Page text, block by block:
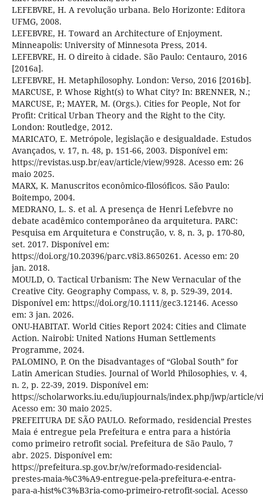
LEFEBVRE, H. A revolução urbana. Belo Horizonte: Editora
UFMG, 2008.
LEFEBVRE, H. Toward an Architecture of Enjoyment.
Minneapolis: University of Minnesota Press, 2014.
LEFEBVRE, H. O direito à cidade. São Paulo: Centauro, 2016
[2016a].
LEFEBVRE, H. Metaphilosophy. London: Verso, 2016 [2016b].
MARCUSE, P. Whose Right(s) to What City? In: BRENNER, N.;
MARCUSE, P.; MAYER, M. (Orgs.). Cities for People, Not for
Profit: Critical Urban Theory and the Right to the City.
London: Routledge, 2012.
MARICATO, E. Metrópole, legislação e desigualdade. Estudos
Avançados, v. 17, n. 48, p. 151-66, 2003. Disponível em:
https://revistas.usp.br/eav/article/view/9928. Acesso em: 26
maio 2025.
MARX, K. Manuscritos econômico-filosóficos. São Paulo:
Boitempo, 2004.
MEDRANO, L. S. et al. A presença de Henri Lefebvre no
debate acadêmico contemporâneo da arquitetura. PARC:
Pesquisa em Arquitetura e Construção, v. 8, n. 3, p. 170-80,
set. 2017. Disponível em:
https://doi.org/10.20396/parc.v8i3.8650261. Acesso em: 20
jan. 2018.
MOULD, O. Tactical Urbanism: The New Vernacular of the
Creative City. Geography Compass, v. 8, p. 529-39, 2014.
Disponível em: https://doi.org/10.1111/gec3.12146. Acesso
em: 3 jan. 2026.
ONU-HABITAT. World Cities Report 2024: Cities and Climate
Action. Nairobi: United Nations Human Settlements
Programme, 2024.
PALOMINO, P. On the Disadvantages of “Global South” for
Latin American Studies. Journal of World Philosophies, v. 4,
n. 2, p. 22-39, 2019. Disponível em:
https://scholarworks.iu.edu/iupjournals/index.php/jwp/article/
Acesso em: 30 maio 2025.
PREFEITURA DE SÃO PAULO. Reformado, residencial Prestes
Maia é entregue pela Prefeitura e entra para a história
como primeiro retrofit social. Prefeitura de São Paulo, 7
abr. 2025. Disponível em:
https://prefeitura.sp.gov.br/w/reformado-residencial-
prestes-maia-%C3%A9-entregue-pela-prefeitura-e-entra-
para-a-hist%C3%B3ria-como-primeiro-retrofit-social. Acesso